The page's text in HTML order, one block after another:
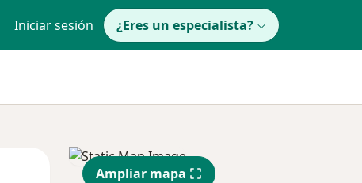
Iniciar sesión ¿Eres un especialista?
Vie Sáb
Ampliar mapa